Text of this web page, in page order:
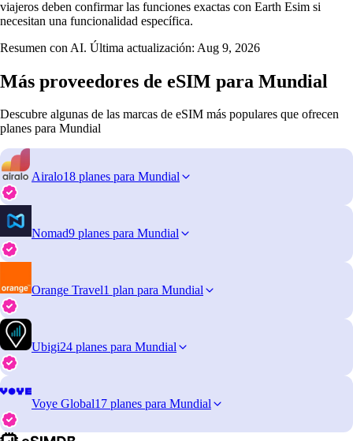
viajeros deben confirmar las funciones exactas con Earth Esim si
necesitan una funcionalidad específica.
Resumen con AI. Última actualización: Aug 9, 2026
Más proveedores de eSIM para Mundial
Descubre algunas de las marcas de eSIM más populares que ofrecen
planes para Mundial
Airalo18 planes para Mundial
Nomad9 planes para Mundial
Orange Travel1 plan para Mundial
Ubigi24 planes para Mundial
Voye Global17 planes para Mundial